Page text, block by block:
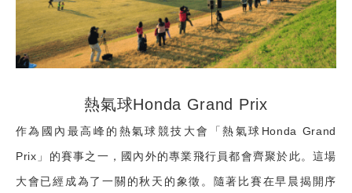
熱氣球Honda Grand Prix
作為國內最高峰的熱氣球競技大會「熱氣球Honda Grand
Prix」的賽事之一，國內外的專業飛行員都會齊聚於此。這場
大會已經成為了一關的秋天的象徵。隨著比賽在早晨揭開序